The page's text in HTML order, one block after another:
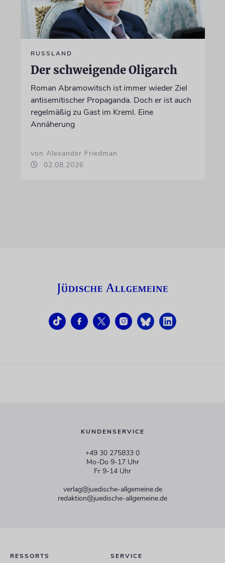
RUSSLAND
Der schweigende Oligarch
Roman Abramowitsch ist immer wieder Ziel
antisemitischer Propaganda. Doch er ist auch
regelmäßig zu Gast im Kreml. Eine
Annäherung
von Alexander Friedman
02.08.2026
KUNDENSERVICE
+49 30 275833 0
Mo-Do 9-17 Uhr
Fr 9-14 Uhr
verlag@juedische-allgemeine.de
redaktion@juedische-allgemeine.de
RESSORTS SERVICE